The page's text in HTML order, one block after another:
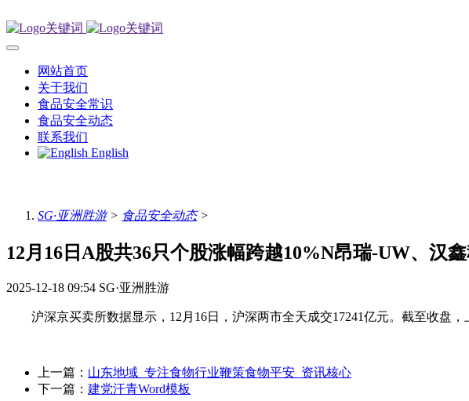
网站首页
关于我们
食品安全常识
食品安全动态
联系我们
English
SG·亚洲胜游> 食品安全动态>
12月16日A股共36只个股涨幅跨越10%N昂瑞-UW、汉
2025-12-18 09:54 SG·亚洲胜游
沪深京买卖所数据显示，12月16日，沪深两市全天成交17241亿元。截至收盘，
上一篇： 山东地域_专注食物行业鞭策食物平安_资讯核心
下一篇： 建党汗青Word模板